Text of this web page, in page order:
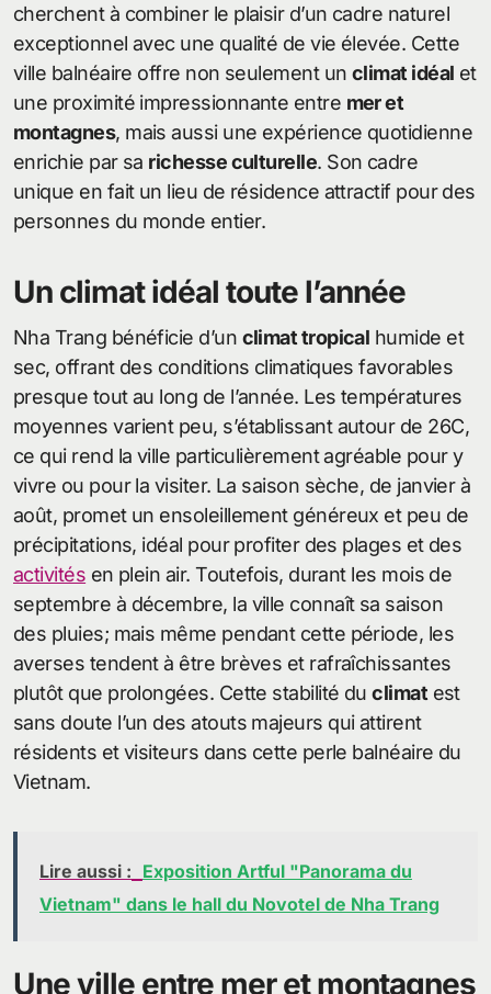
cherchent à combiner le plaisir d’un cadre naturel
exceptionnel avec une qualité de vie élevée. Cette
ville balnéaire offre non seulement un climat idéal et
une proximité impressionnante entre mer et
montagnes, mais aussi une expérience quotidienne
enrichie par sa richesse culturelle. Son cadre
unique en fait un lieu de résidence attractif pour des
personnes du monde entier.
Un climat idéal toute l’année
Nha Trang bénéficie d’un climat tropical humide et
sec, offrant des conditions climatiques favorables
presque tout au long de l’année. Les températures
moyennes varient peu, s’établissant autour de 26C,
ce qui rend la ville particulièrement agréable pour y
vivre ou pour la visiter. La saison sèche, de janvier à
août, promet un ensoleillement généreux et peu de
précipitations, idéal pour profiter des plages et des
activités en plein air. Toutefois, durant les mois de
septembre à décembre, la ville connaît sa saison
des pluies; mais même pendant cette période, les
averses tendent à être brèves et rafraîchissantes
plutôt que prolongées. Cette stabilité duclimat est
sans doute l’un des atouts majeurs qui attirent
résidents et visiteurs dans cette perle balnéaire du
Vietnam.
Lire aussi : Exposition Artful "Panorama du
Vietnam" dans le hall du Novotel de Nha Trang
Une ville entre mer et montagnes